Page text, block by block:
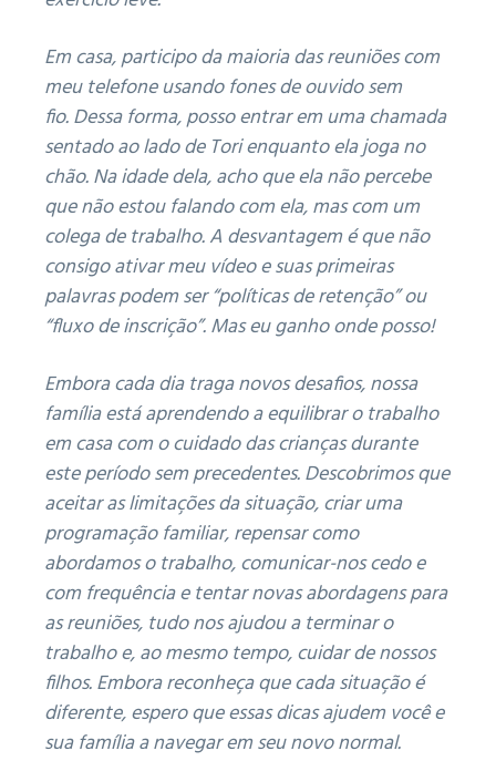
Em casa, participo da maioria das reuniões com
meu telefone usando fones de ouvido sem
fio.Dessa forma, posso entrar em uma chamada
sentado ao lado de Tori enquanto ela joga no
chão.Na idade dela, acho que ela não percebe
que não estou falando com ela, mas com um
colega de trabalho.A desvantagem é que não
consigo ativar meu vídeo e suas primeiras
palavras podem ser “políticas de retenção” ou
“fluxo de inscrição”.Mas eu ganho onde posso!
Embora cada dia traga novos desafios, nossa
família está aprendendo a equilibrar o trabalho
em casa com o cuidado das crianças durante
este período sem precedentes.Descobrimos que
aceitar as limitações da situação, criar uma
programação familiar, repensar como
abordamos o trabalho, comunicar-nos cedo e
com frequência e tentar novas abordagens para
as reuniões, tudo nos ajudou a terminar o
trabalho e, ao mesmo tempo, cuidar de nossos
filhos.Embora reconheça que cada situação é
diferente, espero que essas dicas ajudem você e
sua família a navegar em seu novo normal.